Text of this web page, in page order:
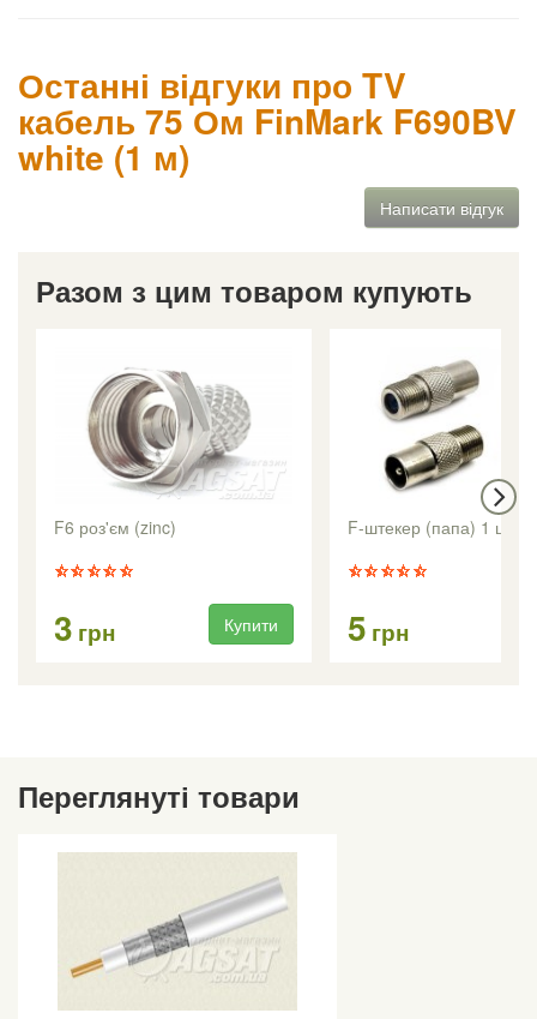
Останні відгуки про TV
кабель 75 Ом FinMark F690BV
white (1 м)
Написати відгук
Разом з цим товаром купують
F6 роз'єм (zinc)
3 грн Купити
F-штекер (папа) 1 шт.
5 грн
Переглянуті товари